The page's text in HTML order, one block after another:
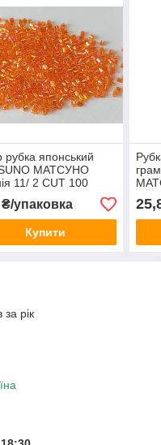
рубка японський
МАТСУНО
11/ 2 CUT 100
№ 536, оранжевийз
упаковка
Купити
за рік